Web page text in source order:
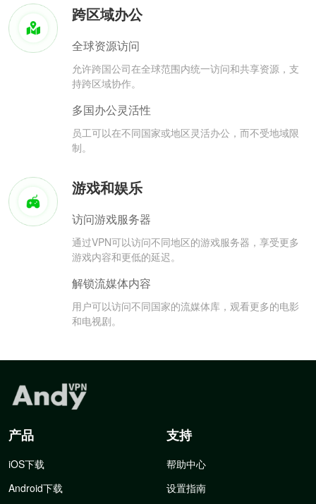
跨区域办公
全球资源访问
允许跨国公司在全球范围内统一访问和共享资源，支
持跨区域协作。
多国办公灵活性
员工可以在不同国家或地区灵活办公，而不受地域限
制。
游戏和娱乐
访问游戏服务器
通过VPN可以访问不同地区的游戏服务器，享受更多
游戏内容和更低的延迟。
解锁流媒体内容
用户可以访问不同国家的流媒体库，观看更多的电影
和电视剧。
产品
iOS下载
Android下载
支持
帮助中心
设置指南